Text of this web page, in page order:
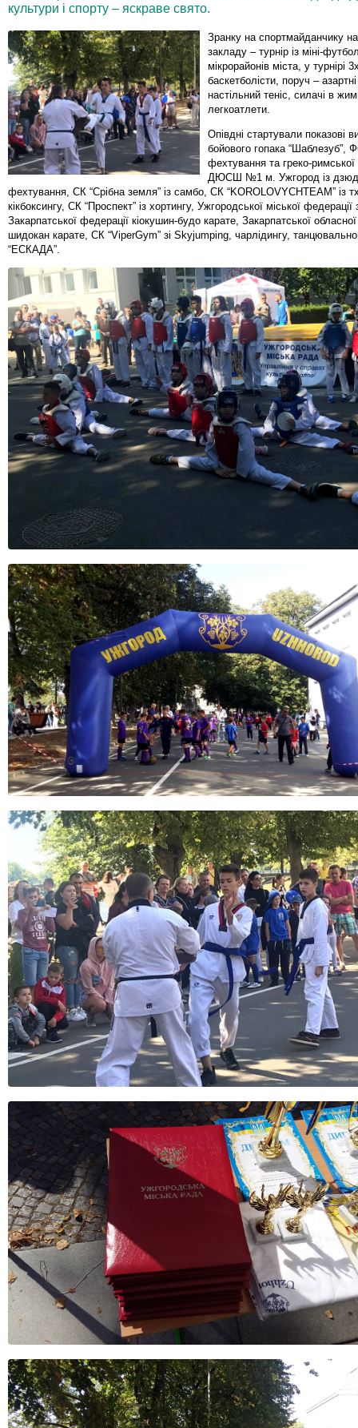
культури і спорту – яскраве свято.
Зранку на спортмайданчику
закладу – турнір із міні-
мікрорайонів міста, у турнірі
баскетболісти, поруч – азартні
настільний теніс, силачі в
легкоатлети.
Опівдні стартували показові
бойового гопака “Шаблезуб”,
фехтування та греко-
ДЮСШ №1 м. Ужгород із
фехтування, СК “Срібна земля” із самбо, СК “KOROLOVYCHTEAM” із
кікбоксингу, СК “Проспект” із хортингу, Ужгородської міської
Закарпатської федерації кіокушин-будо карате, Закарпатської
шидокан карате, СК “ViperGym” зі Skyjumping, чарлідингу,
“ЕСКАДА”.